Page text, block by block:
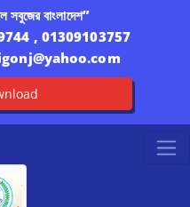
সবুজের বাংলাদেশ”
, 01309103757